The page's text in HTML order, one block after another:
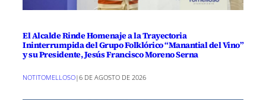
El Alcalde Rinde Homenaje a la Trayectoria
Ininterrumpida del Grupo Folklórico “Manantial del Vino”
y su Presidente, Jesús Francisco Moreno Serna
NOTITOMELLOSO|6 DE AGOSTO DE 2026